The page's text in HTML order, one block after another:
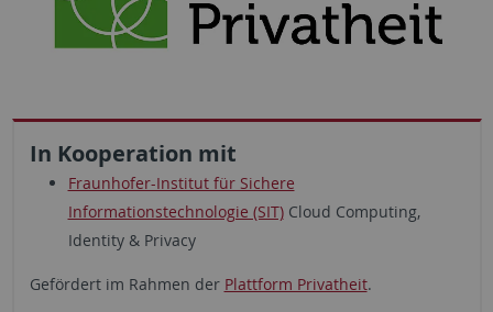
In Kooperation mit
Fraunhofer-Institut für Sichere
Informationstechnologie (SIT)Cloud Computing,
Identity & Privacy
Gefördert im Rahmen der Plattform Privatheit.